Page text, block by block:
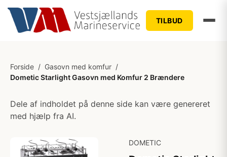
TILBUD
Forside / Gasovn med komfur /
Dometic Starlight Gasovn med Komfur 2 Brændere
Dele af indholdet på denne side kan være genereret
med hjælp fra AI.
DOMETIC